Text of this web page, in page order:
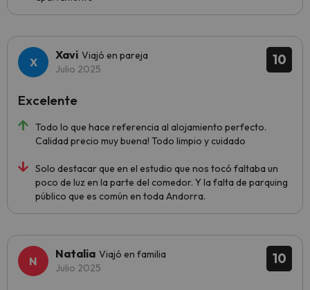
10
Xavi Viajó en pareja
Julio 2025
Todo lo que hace referencia al alojamiento perfecto.
Calidad precio muy buena! Todo limpio y cuidado
Solo destacar que en el estudio que nos tocó faltaba un
poco de luz en la parte del comedor. Y la falta de parquing
público que es común en toda Andorra.
Excelente
10
Natalia Viajó en familia
Julio 2025